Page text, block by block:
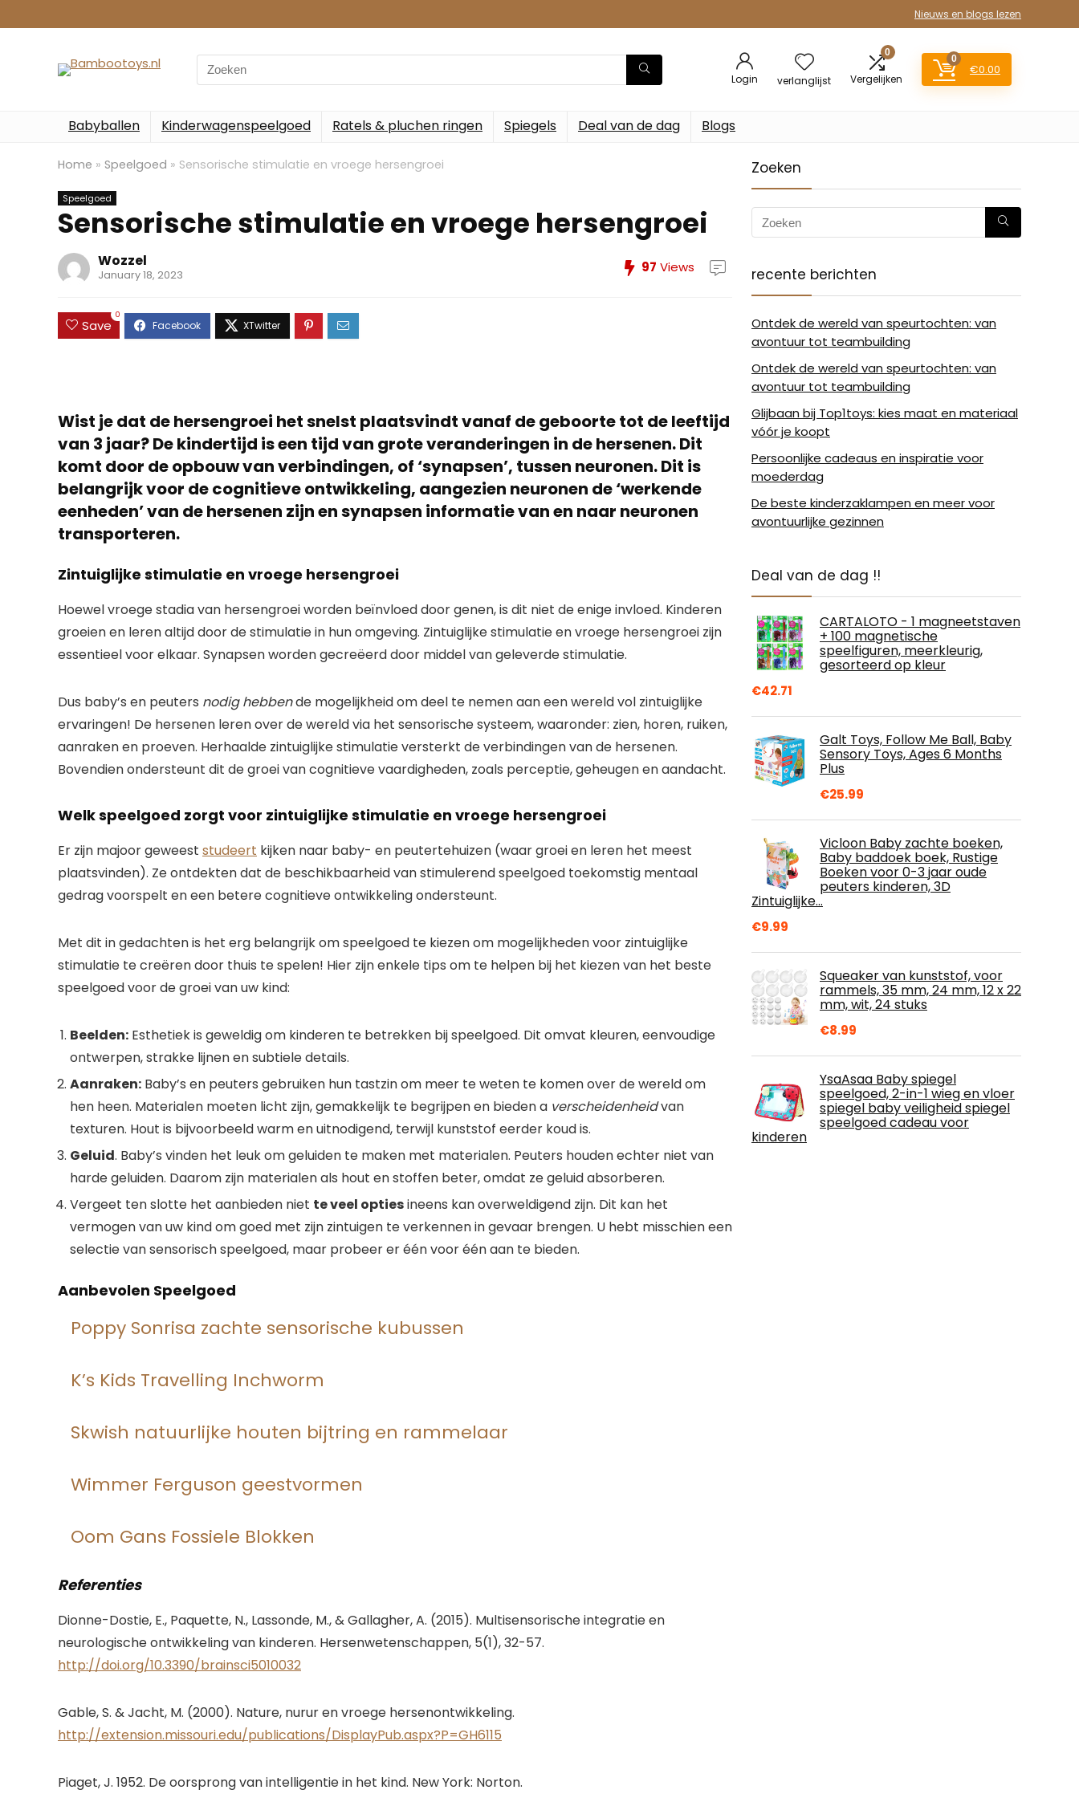
Nieuws en blogs lezen
Search
for:
Login verlanglijst
0
Vergelijken
0
€0.00
Babyballen Kinderwagenspeelgoed Ratels & pluchen ringen Spiegels Deal van de dag Blogs
Home » Speelgoed » Sensorische stimulatie en vroege hersengroei
Speelgoed
Sensorische stimulatie en vroege hersengroei
Wozzel
January 18, 2023 97 Views
Save
0
Wist je dat de hersengroei het snelst plaatsvindt vanaf de geboorte tot de leeftijd
van 3 jaar? De kindertijd is een tijd van grote veranderingen in de hersenen. Dit
komt door de opbouw van verbindingen, of ‘synapsen’, tussen neuronen. Dit is
belangrijk voor de cognitieve ontwikkeling, aangezien neuronen de ‘werkende
eenheden’ van de hersenen zijn en synapsen informatie van en naar neuronen
transporteren.
Zintuiglijke stimulatie en vroege hersengroei
Hoewel vroege stadia van hersengroei worden beïnvloed door genen, is dit niet de enige invloed. Kinderen
groeien en leren altijd door de stimulatie in hun omgeving. Zintuiglijke stimulatie en vroege hersengroei zijn
essentieel voor elkaar. Synapsen worden gecreëerd door middel van geleverde stimulatie.
Dus baby’s en peuters nodig hebbende mogelijkheid om deel te nemen aan een wereld vol zintuiglijke
ervaringen! De hersenen leren over de wereld via het sensorische systeem, waaronder: zien, horen, ruiken,
aanraken en proeven. Herhaalde zintuiglijke stimulatie versterkt de verbindingen van de hersenen.
Bovendien ondersteunt dit de groei van cognitieve vaardigheden, zoals perceptie, geheugen en aandacht.
Welk speelgoed zorgt voor zintuiglijke stimulatie en vroege hersengroei
Er zijn majoor geweest studeert kijken naar baby- en peutertehuizen (waar groei en leren het meest
plaatsvinden). Ze ontdekten dat de beschikbaarheid van stimulerend speelgoed toekomstig mentaal
gedrag voorspelt en een betere cognitieve ontwikkeling ondersteunt.
Met dit in gedachten is het erg belangrijk om speelgoed te kiezen om mogelijkheden voor zintuiglijke
stimulatie te creëren door thuis te spelen! Hier zijn enkele tips om te helpen bij het kiezen van het beste
speelgoed voor de groei van uw kind:
Beelden: Esthetiek is geweldig om kinderen te betrekken bij speelgoed. Dit omvat kleuren, eenvoudige
ontwerpen, strakke lijnen en subtiele details.
Aanraken: Baby’s en peuters gebruiken hun tastzin om meer te weten te komen over de wereld om
hen heen. Materialen moeten licht zijn, gemakkelijk te begrijpen en bieden a verscheidenheidvan
texturen. Hout is bijvoorbeeld warm en uitnodigend, terwijl kunststof eerder koud is.
Geluid. Baby’s vinden het leuk om geluiden te maken met materialen. Peuters houden echter niet van
harde geluiden. Daarom zijn materialen als hout en stoffen beter, omdat ze geluid absorberen.
Vergeet ten slotte het aanbieden niet te veel optiesineens kan overweldigend zijn. Dit kan het
vermogen van uw kind om goed met zijn zintuigen te verkennen in gevaar brengen. U hebt misschien een
selectie van sensorisch speelgoed, maar probeer er één voor één aan te bieden.
Aanbevolen Speelgoed
Poppy Sonrisa zachte sensorische kubussen
K’s Kids Travelling Inchworm
Skwish natuurlijke houten bijtring en rammelaar
Wimmer Ferguson geestvormen
Oom Gans Fossiele Blokken
Referenties
Dionne-Dostie, E., Paquette, N., Lassonde, M., & Gallagher, A. (2015). Multisensorische integratie en
neurologische ontwikkeling van kinderen. Hersenwetenschappen, 5(1), 32-57.
http://doi.org/10.3390/brainsci5010032
Gable, S. & Jacht, M. (2000). Nature, nurur en vroege hersenontwikkeling.
http://extension.missouri.edu/publications/DisplayPub.aspx?P=GH6115
Piaget, J. 1952. De oorsprong van intelligentie in het kind. New York: Norton.
Zoeken
recente berichten
Ontdek de wereld van speurtochten: van
avontuur tot teambuilding
Ontdek de wereld van speurtochten: van
avontuur tot teambuilding
Glijbaan bij Top1toys: kies maat en materiaal
vóór je koopt
Persoonlijke cadeaus en inspiratie voor
moederdag
De beste kinderzaklampen en meer voor
avontuurlijke gezinnen
Deal van de dag !!
CARTALOTO - 1 magneetstaven
+ 100 magnetische
speelfiguren, meerkleurig,
gesorteerd op kleur
€42.71
Galt Toys, Follow Me Ball, Baby
Sensory Toys, Ages 6 Months
Plus
€25.99
Vicloon Baby zachte boeken,
Baby baddoek boek, Rustige
Boeken voor 0-3 jaar oude
peuters kinderen, 3D
Zintuiglijke…
€9.99
Squeaker van kunststof, voor
rammels, 35 mm, 24 mm, 12 x 22
mm, wit, 24 stuks
€8.99
YsaAsaa Baby spiegel
speelgoed, 2-in-1 wieg en vloer
spiegel baby veiligheid spiegel
speelgoed cadeau voor
kinderen